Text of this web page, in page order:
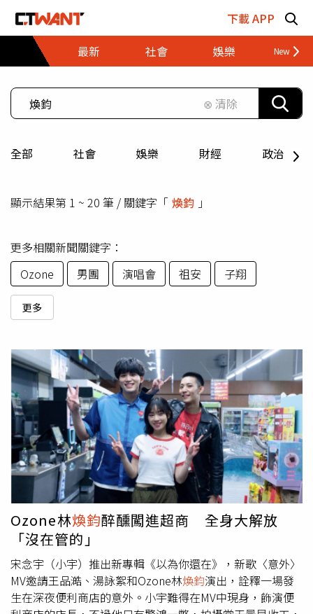
下載 APP
最新
社會 娛樂 財經
⊗ 清除
全部 社會 娛樂 財經 政治
顯示結果第 1 ~ 20 筆 / 關鍵字「 煥鈞 」
更多相關新聞關鍵字：
Ozone
男團 演唱會 祖安 子翔
更多
Ozone林煥鈞醉醺闖進超商 全身大解放
「沒在管的」
宋念宇（小宇）推出新專輯《以為你還在》，新歌〈意外〉
MV邀請王品澔、湯詠絮和Ozone林煥鈞演出，詮釋一場發
生在深夜便利商店的意外。小宇難得在MV中現身，飾演便